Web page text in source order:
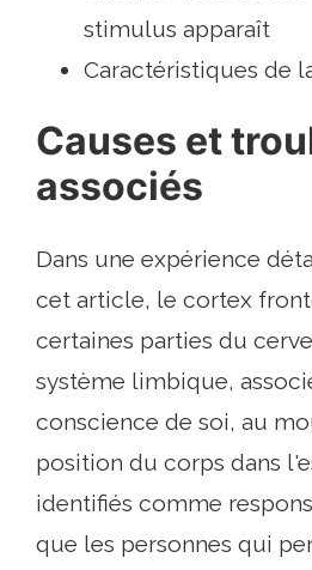
stimulus apparaît
Caractéristiques de
Causes et
associés
Dans une expérience
cet article, le cortex
certaines parties du
système limbique,
conscience de soi, au
position du corps dans
identifiés comme
que les personnes qui